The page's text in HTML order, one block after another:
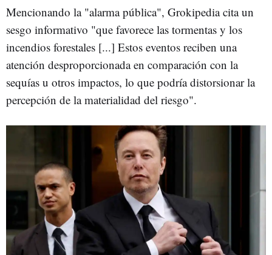
Mencionando la "alarma pública", Grokipedia cita un
sesgo informativo "que favorece las tormentas y los
incendios forestales [...] Estos eventos reciben una
atención desproporcionada en comparación con la
sequías u otros impactos, lo que podría distorsionar la
percepción de la materialidad del riesgo".